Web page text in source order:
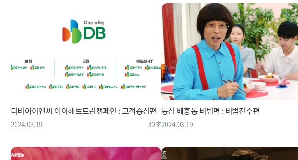
디비아이엔씨 아이해브드림캠페인 : 고객중심편
2024.03.19 30초
농심 배홍동 비빔면 : 비법전수편
2024.03.19